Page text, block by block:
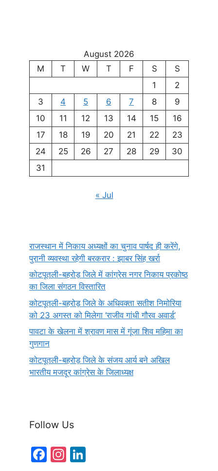
August 2026
M
T W T F S
S
1
2
3
4 5 6 7 8
9
10
11 12 13 14 15
16
17
18 19 20 21 22
23
24
25 26 27 28 29
30
31
« Jul
राजस्थान में निकाय अध्यक्षों का चुनाव पार्षद ही करेंगे,
पुरानी व्यवस्था रहेगी बरकरार : झाबर सिंह खर्रा
कोटपूतली-बहरोड़ जिले में कांग्रेस नगर निकाय प्रकोष्ठ
का जिला संगठन विस्तारित
कोटपूतली-बहरोड़ जिले के अधिवक्ता सतीश निमोरिया
को 23 अगस्त को मिलेगा ‘राजीव गांधी गौरव अवार्ड’
पावटा के खेलना में श्रावण मास में गूंजा शिव महिमा का
गुणगान
कोटपूतली-बहरोड़ जिले के संजय आर्य बने अखिल
भारतीय मजदूर कांग्रेस के जिलाध्यक्ष
Follow Us
F
In